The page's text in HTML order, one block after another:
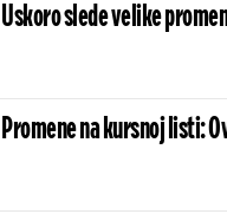
Uskoro slede velike
Promene na kursnoj listi: